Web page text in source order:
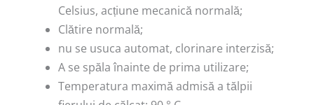
Celsius, acțiune mecanică normală;
Clătire normală;
nu se usuca automat, clorinare interzisă;
A se spăla înainte de prima utilizare;
Temperatura maximă admisă a tălpii